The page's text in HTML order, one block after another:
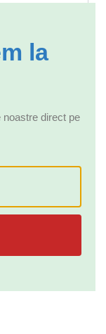
la
direct pe